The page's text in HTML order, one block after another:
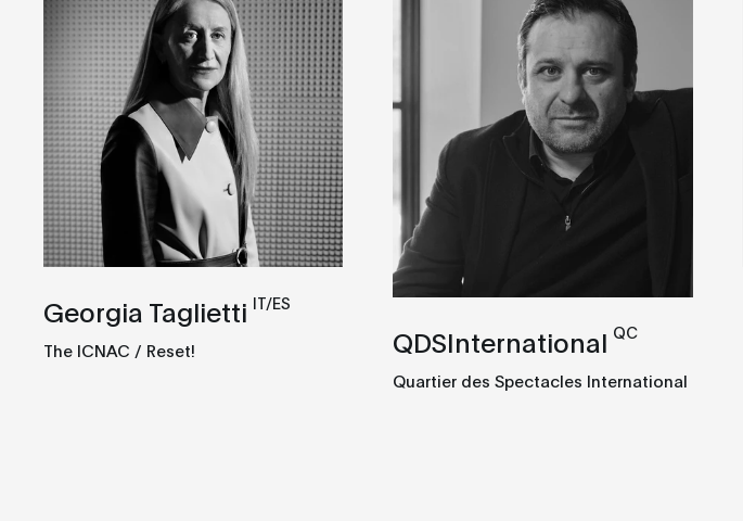
Georgia Taglietti IT/ES
The ICNAC / Reset! QDSInternational QC
Quartier des Spectacles International